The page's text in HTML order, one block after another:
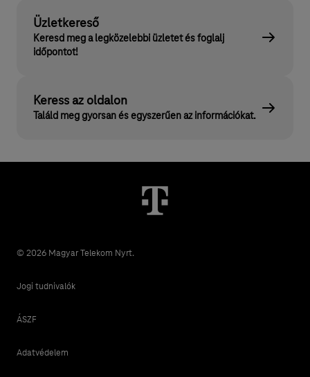
Üzletkereső
Keresd meg a legközelebbi üzletet és foglalj
időpontot!
Keress az oldalon
Találd meg gyorsan és egyszerűen az információkat.
© 2026 Magyar Telekom Nyrt.
Jogi tudnivalók
ÁSZF
Adatvédelem